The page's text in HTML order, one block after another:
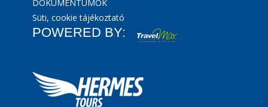
DOKUMENTUMOK
Süti, cookie tájékoztató
POWERED BY: